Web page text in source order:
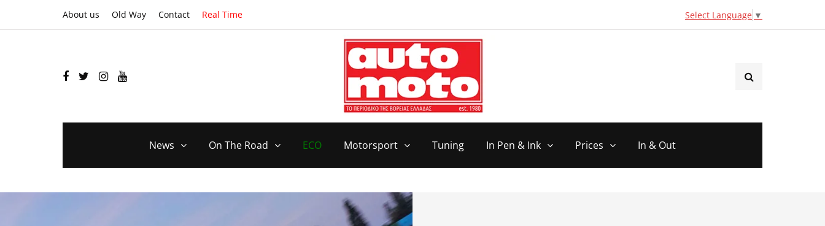
About us Old Way Contact Real Time Select Language ▼
News On The Road ECO Motorsport Tuning In Pen & Ink Prices In & Out